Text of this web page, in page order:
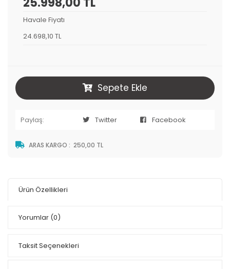
Havale Fiyatı
24.698,10 TL
Sepete Ekle
Paylaş: Twitter Facebook
ARAS KARGO : 250,00 TL
Ürün Özellikleri
Yorumlar (0)
Taksit Seçenekleri